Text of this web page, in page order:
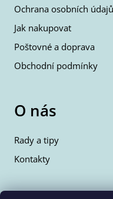
Ochrana osobních údajů
Jak nakupovat
Poštovné a doprava
Obchodní podmínky
O nás
Rady a tipy
Kontakty